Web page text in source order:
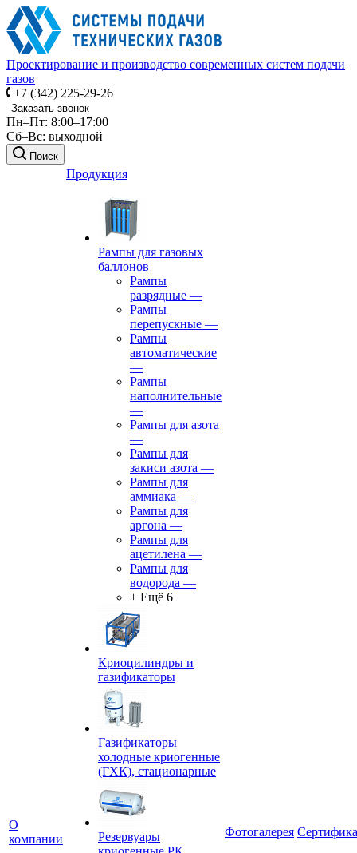
Проектирование и производство современных систем подачи
газов
+7 (342) 225-29-26
Заказать звонок
Пн–Пт: 8:00–17:00
Сб–Вс: выходной
Поиск
О
компании
Продукция
Рампы для газовых
баллонов
Рампы
разрядные —
Рампы
перепускные —
Рампы
автоматические
—
Рампы
наполнительные
—
Рампы для азота
—
Рампы для
закиси азота —
Рампы для
аммиака —
Рампы для
аргона —
Рампы для
ацетилена —
Рампы для
водорода —
+ Ещё 6
Криоцилиндры и
газификаторы
Газификаторы
холодные криогенные
(ГХК), стационарные
Резервуары
Фотогалерея